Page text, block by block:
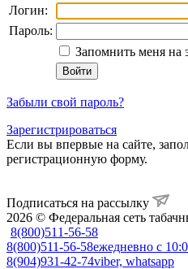
Логин:
Пароль:
Запомнить меня на
Забыли свой пароль?
Зарегистрироваться
Если вы впервые на сайте,
регистрационную форму.
Подписаться на рассылку
2026 © Федеральная сеть
8(800)511-56-58
8(800)511-56-58ежедневно с
8(904)931-42-74viber, whatsapp